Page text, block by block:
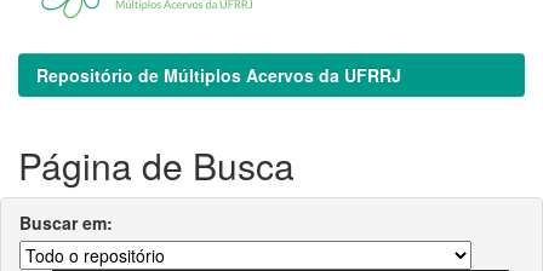
Repositório de Múltiplos Acervos da UFRRJ
Página de Busca
Buscar em: